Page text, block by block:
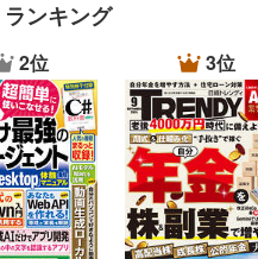
号
カート
試し読み
ンキング
2位 3位